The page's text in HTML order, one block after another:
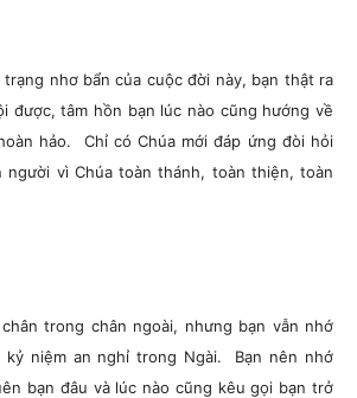
nhơ bẩn của cuộc đời này, bạn thật ra
được, tâm hồn bạn lúc nào cũng hướng về
hảo. Chỉ có Chúa mới đáp ứng đòi hỏi
người vì Chúa toàn thánh, toàn thiện, toàn
trong chân ngoài, nhưng bạn vẫn nhớ
kỷ niệm an nghỉ trong Ngài. Bạn nên nhớ
bạn đâu và lúc nào cũng kêu gọi bạn trở